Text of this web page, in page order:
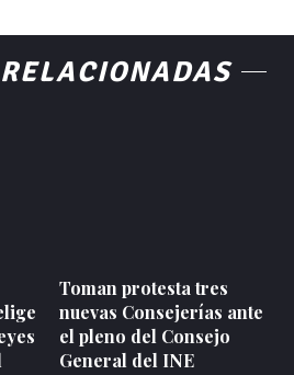
Toman protesta tres
nuevas Consejerías ante
el pleno del Consejo
General del INE